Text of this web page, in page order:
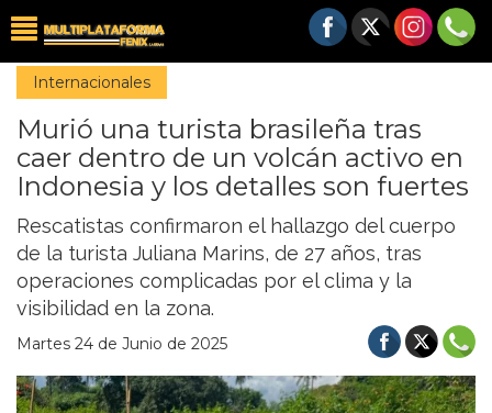
Internacionales
Murió una turista brasileña tras
caer dentro de un volcán activo en
Indonesia y los detalles son fuertes
Rescatistas confirmaron el hallazgo del cuerpo
de la turista Juliana Marins, de 27 años, tras
operaciones complicadas por el clima y la
visibilidad en la zona.
Martes 24 de Junio de 2025